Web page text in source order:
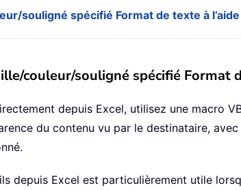
souligné spécifié Format de texte à l’aide
couleur/souligné spécifié Format
depuis Excel, utilisez une macro
du contenu vu par le destinataire,
depuis Excel est particulièrement utile